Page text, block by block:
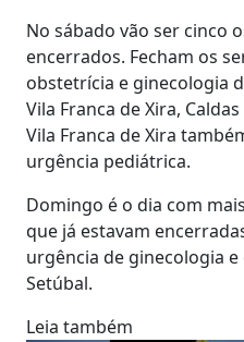
No sábado vão ser cinco
encerrados. Fecham os
obstetrícia e ginecologia
Vila Franca de Xira,
Vila Franca de Xira
urgência pediátrica.
Domingo é o dia com
que já estavam
urgência de ginecologia
Setúbal.
Leia também